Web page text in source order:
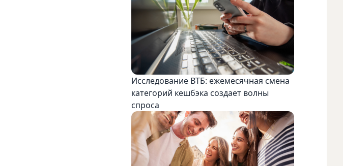
Исследование ВТБ: ежемесячная смена
категорий кешбэка создает волны
спроса